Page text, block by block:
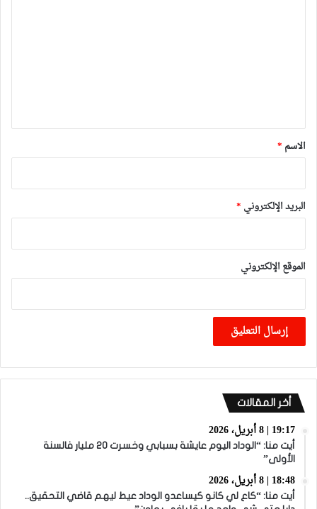
*
الاسم *
البريد الإلكتروني *
الموقع الإلكتروني
أخر المقالات
19:17 | 8 أبريل، 2026
أيت منا: “الوداد اليوم عايشة بسبابي وخسرت 20 مليار فالسنة
الأولى”
18:48 | 8 أبريل، 2026
أيت منا: “كاع لي كانو كيساعدو الوداد عيط ليهم قاضي التحقيق..